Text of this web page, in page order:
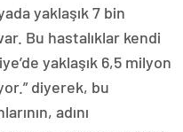
yaklaşık 7 bin
Bu hastalıklar kendi
yaklaşık 6,5 milyon
diyerek, bu
adını